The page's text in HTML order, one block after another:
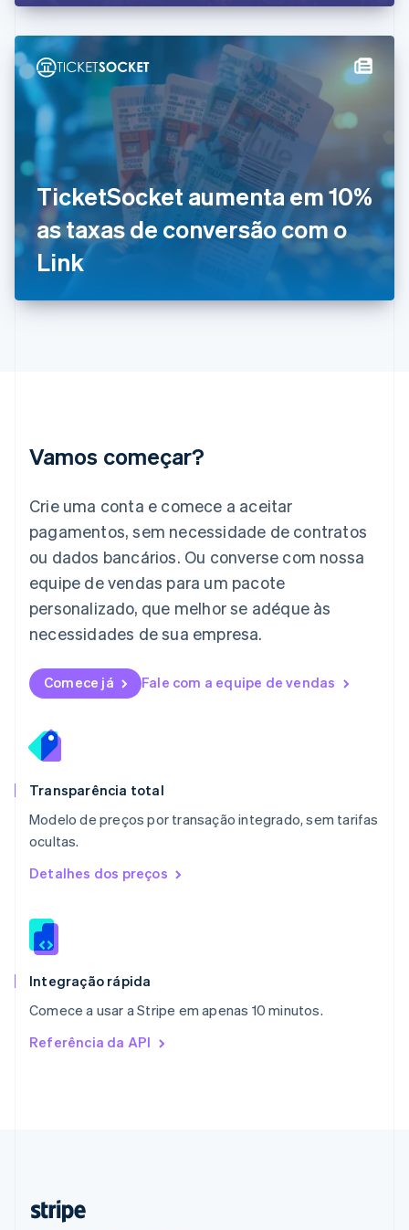
TicketSocket aumenta em 10%
as taxas de conversão com o
Link
Vamos começar?
Crie uma conta e comece a aceitar
pagamentos, sem necessidade de contratos
ou dados bancários. Ou converse com nossa
equipe de vendas para um pacote
personalizado, que melhor se adéque às
necessidades de sua empresa.
Comece já Fale com a equipe de vendas
Transparência total
Modelo de preços por transação integrado, sem tarifas
ocultas.
Detalhes dos preços
Integração rápida
Comece a usar a Stripe em apenas 10 minutos.
Referência da API
EnglishItaliano
Espanha
Español
Estados Unidos
Español简体中文
English
Finlândia
EnglishSvenska
França
FrançaisEnglish
Gibraltar
English
Grécia
English
English
日本語English
Liechtenstein
DeutschEnglish
Lituânia
English
Luxemburgo
FrançaisDeutsch English
English简体中文
English
México
Noruega
English
English
NederlandsEnglish
Polônia
English
RAE de Hong Kong, China
Reino Unido
English
English
English